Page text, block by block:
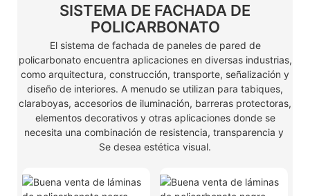
SISTEMA DE FACHADA DE
POLICARBONATO
El sistema de fachada de paneles de pared de
policarbonato encuentra aplicaciones en diversas industrias,
como arquitectura, construcción, transporte, señalización y
diseño de interiores. A menudo se utilizan para tabiques,
claraboyas, accesorios de iluminación, barreras protectoras,
elementos decorativos y otras aplicaciones donde se
necesita una combinación de resistencia, transparencia y
Se desea estética visual.